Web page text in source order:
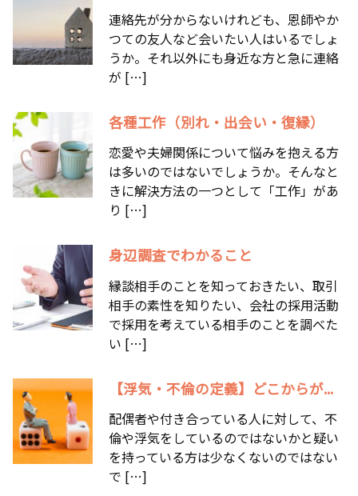
連絡先が分からないけれども、恩師やか
つての友人など会いたい人はいるでしょ
うか。それ以外にも身近な方と急に連絡
が […]
各種工作（別れ・出会い・復縁）
恋愛や夫婦関係について悩みを抱える方
は多いのではないでしょうか。そんなと
きに解決方法の一つとして「工作」があ
り […]
身辺調査でわかること
縁談相手のことを知っておきたい、取引
相手の素性を知りたい、会社の採用活動
で採用を考えている相手のことを調べた
い […]
【浮気・不倫の定義】どこからが...
配偶者や付き合っている人に対して、不
倫や浮気をしているのではないかと疑い
を持っている方は少なくないのではない
で […]